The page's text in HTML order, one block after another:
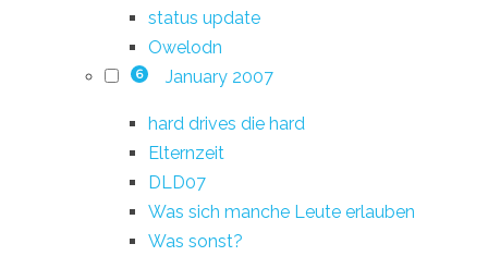
status update
Owelodn
6 January 2007
hard drives die hard
Elternzeit
DLD07
Was sich manche Leute erlauben
Was sonst?